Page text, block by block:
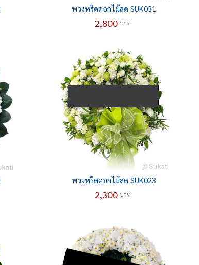
พวงหรีดดอกไม้สด SUK031
2,800บาท
พวงหรีดดอกไม้สด SUK023
2,300บาท